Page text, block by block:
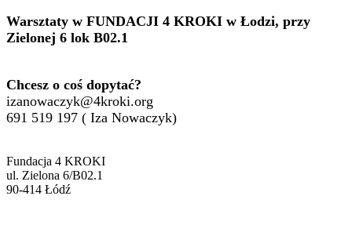
Warsztaty w FUNDACJI 4 KROKI w Łodzi, przy
Zielonej 6 lok B02.1
Chcesz o coś dopytać?
izanowaczyk@4kroki.org
691 519 197 ( Iza Nowaczyk)
Fundacja 4 KROKI
ul. Zielona 6/B02.1
90-414 Łódź